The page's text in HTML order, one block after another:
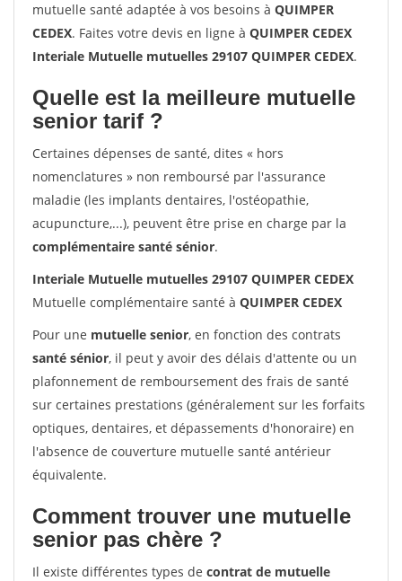
mutuelle santé adaptée à vos besoins à QUIMPER
CEDEX. Faites votre devis en ligne à QUIMPER CEDEX
Interiale Mutuelle mutuelles 29107 QUIMPER CEDEX.
Quelle est la meilleure mutuelle
senior tarif ?
Certaines dépenses de santé, dites « hors
nomenclatures » non remboursé par l'assurance
maladie (les implants dentaires, l'ostéopathie,
acupuncture,...), peuvent être prise en charge par la
complémentaire santé sénior.
Interiale Mutuelle mutuelles 29107 QUIMPER CEDEX
Mutuelle complémentaire santé à QUIMPER CEDEX
Pour une mutuelle senior, en fonction des contrats
santé sénior, il peut y avoir des délais d'attente ou un
plafonnement de remboursement des frais de santé
sur certaines prestations (généralement sur les forfaits
optiques, dentaires, et dépassements d'honoraire) en
l'absence de couverture mutuelle santé antérieur
équivalente.
Comment trouver une mutuelle
senior pas chère ?
Il existe différentes types de contrat de mutuelle